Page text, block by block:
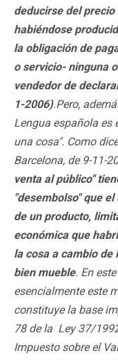
deducirse del
habiéndose
la obligación de
o servicio- ninguna
vendedor de
1-2006).Pero,
Lengua española es
una cosa". Como
Barcelona, de 9-11-
venta al público"
"desembolso" que
de un producto,
económica que
la cosa a cambio
bien mueble. En
esencialmente este
constituye la base
78 de la Ley 37/
Impuesto sobre el